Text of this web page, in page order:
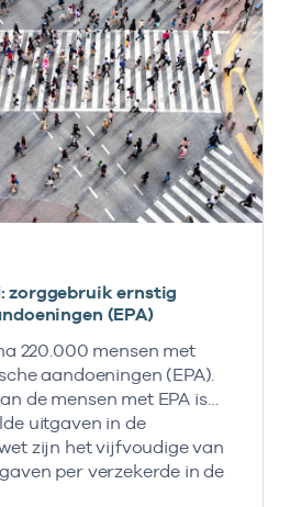
zorggebruik ernstig
(EPA)
220.000 mensen met
aandoeningen (EPA).
de mensen met EPA is
uitgaven in de
zijn het vijfvoudige van
per verzekerde in de